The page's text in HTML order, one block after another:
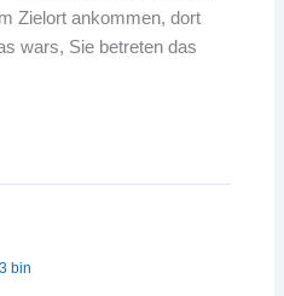
Zielort ankommen, dort
wars, Sie betreten das
bin